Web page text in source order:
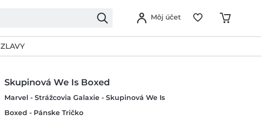
Môj účet
ZLAVY
Skupinová We Is Boxed
Marvel - Strážcovia Galaxie - Skupinová We Is
Boxed - Pánske Tričko